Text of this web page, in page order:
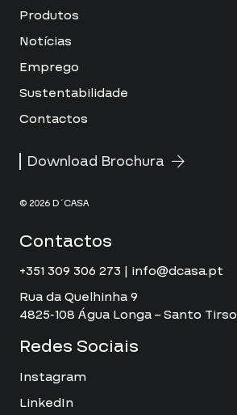
Produtos
Notícias
Emprego
Sustentabilidade
Contactos
Download Brochura
© 2026 D´CASA
Contactos
+351 309 306 273 | info@dcasa.pt
Rua da Quelhinha 9
4825-108 Água Longa – Santo Tirso
Redes Sociais
Instagram
LinkedIn